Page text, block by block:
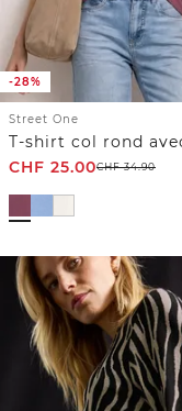
-28%
Street One
CHF 25.00CHF34.90